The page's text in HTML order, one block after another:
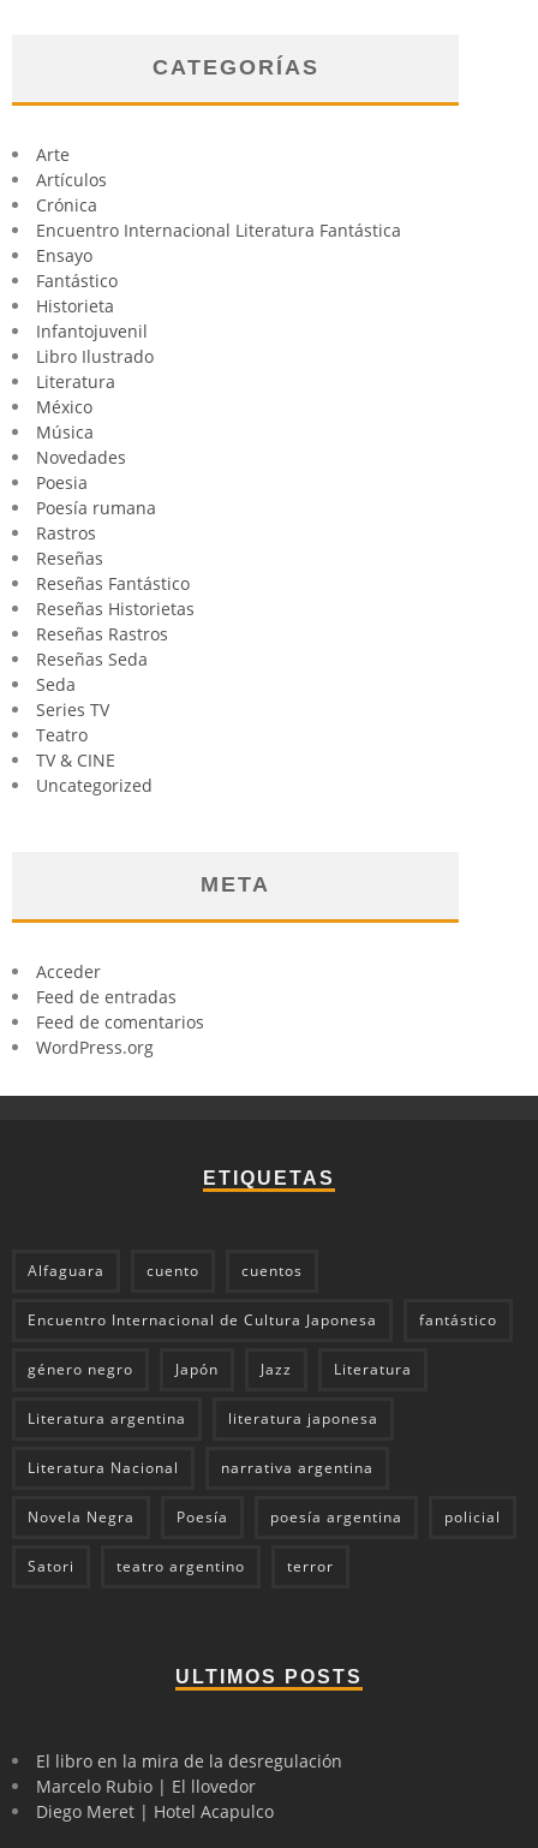
CATEGORÍAS
Arte
Artículos
Crónica
Encuentro Internacional Literatura Fantástica
Ensayo
Fantástico
Historieta
Infantojuvenil
Libro Ilustrado
Literatura
México
Música
Novedades
Poesia
Poesía rumana
Rastros
Reseñas
Reseñas Fantástico
Reseñas Historietas
Reseñas Rastros
Reseñas Seda
Seda
Series TV
Teatro
TV & CINE
Uncategorized
META
Acceder
Feed de entradas
Feed de comentarios
WordPress.org
ETIQUETAS
Alfaguara cuento cuentos
Encuentro Internacional de Cultura Japonesa fantástico
género negro Japón Jazz Literatura
Literatura argentina literatura japonesa
Literatura Nacional narrativa argentina
Novela Negra Poesía poesía argentina policial
Satori teatro argentino terror
ULTIMOS POSTS
El libro en la mira de la desregulación
Marcelo Rubio | El llovedor
Diego Meret | Hotel Acapulco